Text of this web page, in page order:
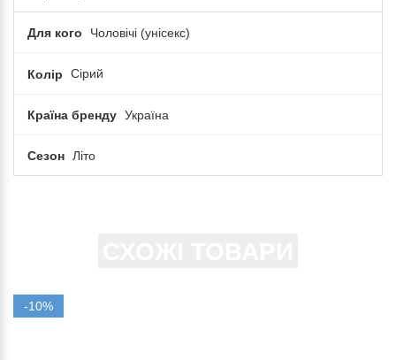
Для кого Чоловічі (унісекс)
Колір Сірий
Країна бренду Україна
Сезон Літо
-10%